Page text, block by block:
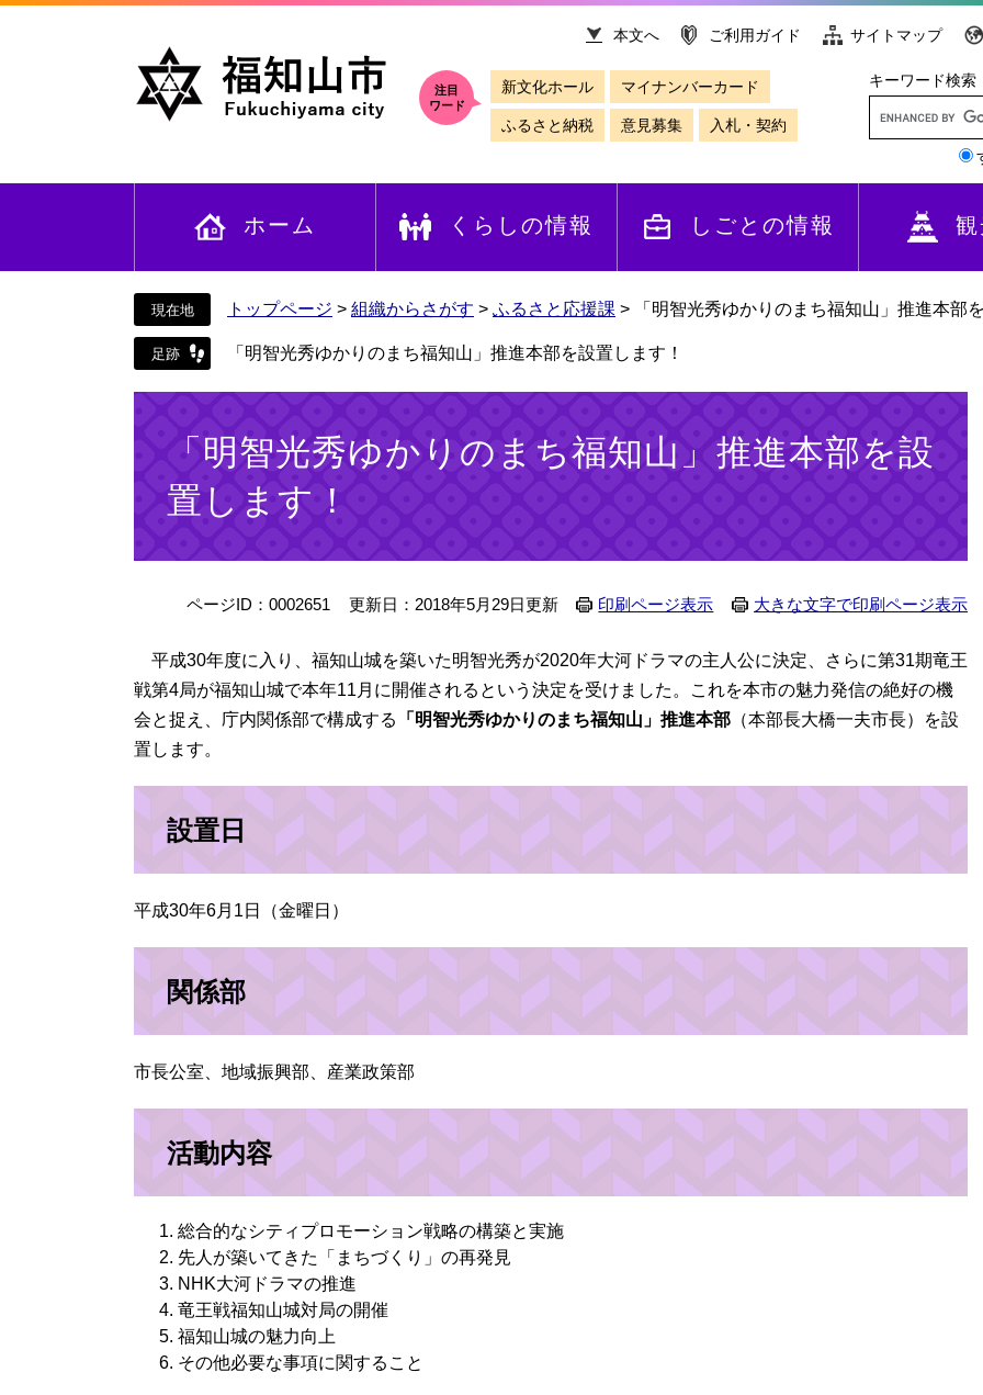
文
本文へ ご利用ガイド サイトマップ
注目
ワード
新文化ホール マイナンバーカード
ふるさと納税 意見募集 入札・契約
キーワード検索
ホーム くらしの情報 しごとの情報 観
トップページ > 組織からさがす > ふるさと応援課 > 「明智光秀ゆかりのまち福知山」推進本部
「明智光秀ゆかりのまち福知山」推進本部を設置します！
「明智光秀ゆかりのまち福知山」推進本部を設
置します！
ページID：0002651 更新日：2018年5月29日更新 印刷ページ表示 大きな文字で印刷ページ表示
平成30年度に入り、福知山城を築いた明智光秀が2020年大河ドラマの主人公に決定、さらに第31期竜王
戦第4局が福知山城で本年11月に開催されるという決定を受けました。これを本市の魅力発信の絶好の機
会と捉え、庁内関係部で構成する
「明智光秀ゆかりのまち福知山」推進本部 （本部長大橋一夫市長）を設
置します。
設置日
平成30年6月1日（金曜日）
関係部
市長公室、地域振興部、産業政策部
活動内容
総合的なシティプロモーション戦略の構築と実施
先人が築いてきた「まちづくり」の再発見
NHK大河ドラマの推進
竜王戦福知山城対局の開催
福知山城の魅力向上
その他必要な事項に関すること